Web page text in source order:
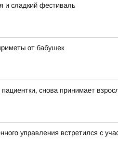
и сладкий фестиваль
от бабушек
снова принимает
управления встретился с